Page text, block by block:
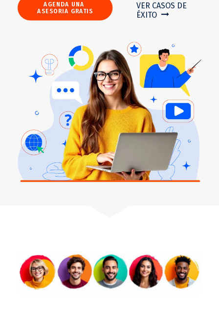
AGENDA UNA
ASESORIA GRATIS
VER CASOS DE
ÉXITO